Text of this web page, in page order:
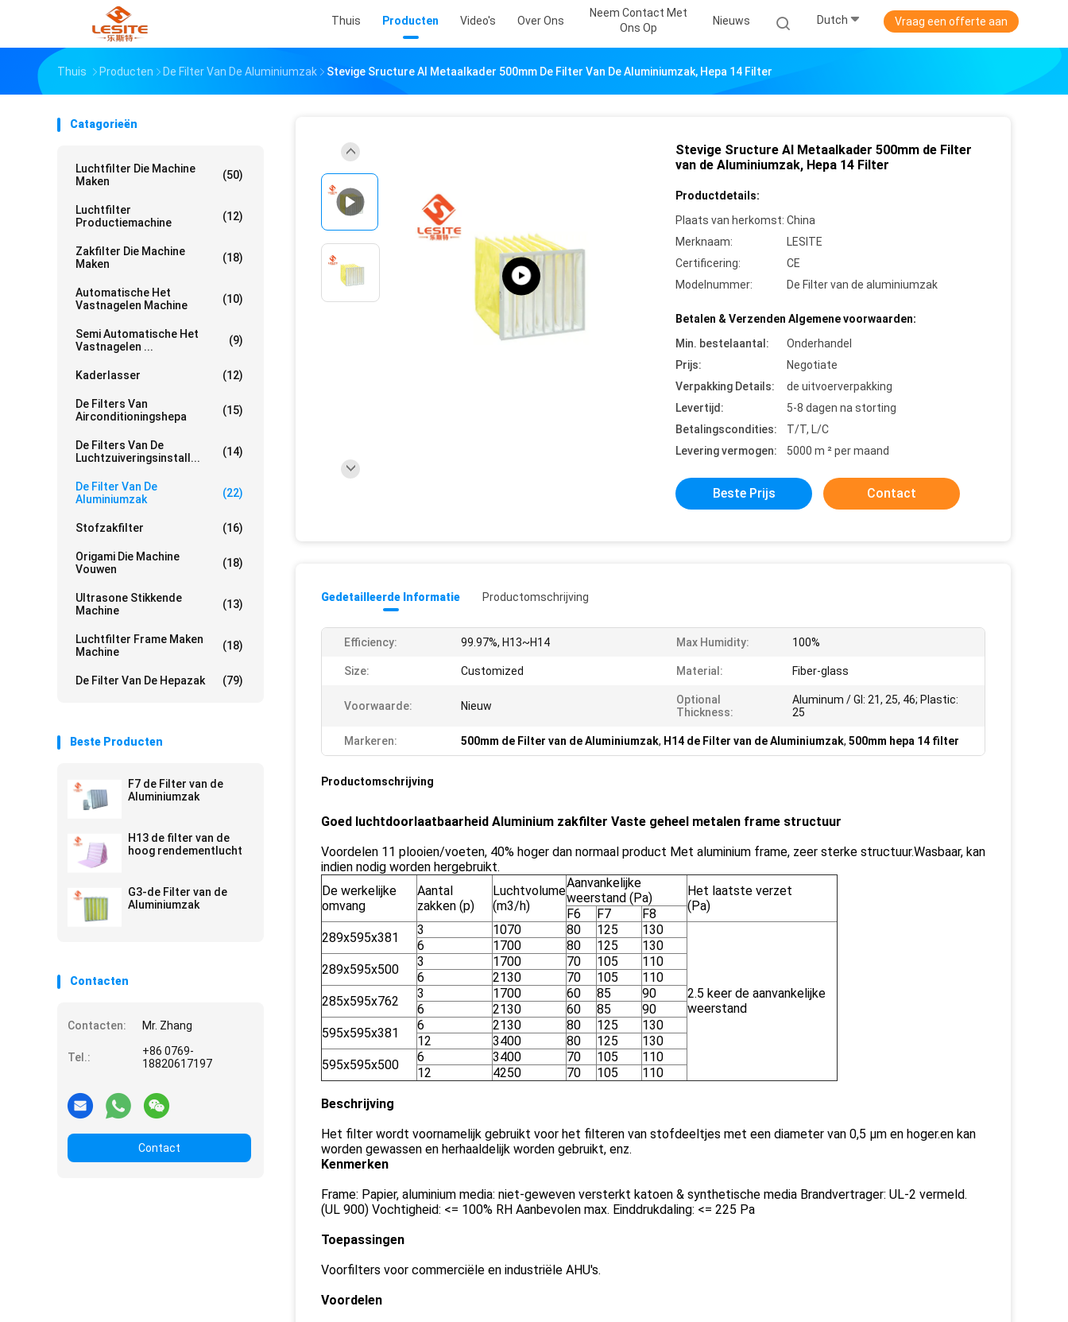
Thuis Producten Video's Over Ons
Neem Contact Met
Ons Op
Nieuws Dutch Vraag een offerte aan
Thuis Producten De Filter Van De Aluminiumzak Stevige Sructure Al Metaalkader 500mm De Filter Van De Aluminiumzak, Hepa 14 Filter
Catagorieën
Luchtfilter Die Machine
Maken
(50)
Luchtfilter
Productiemachine
(12)
Zakfilter Die Machine
Maken
(18)
Automatische Het
Vastnagelen Machine
(10)
Semi Automatische Het
Vastnagelen ...
(9)
Kaderlasser (12)
De Filters Van
Airconditioningshepa
(15)
De Filters Van De
Luchtzuiveringsinstall...
(14)
De Filter Van De
Aluminiumzak
(22)
Stofzakfilter (16)
Origami Die Machine
Vouwen
(18)
Ultrasone Stikkende
Machine
(13)
Luchtfilter Frame Maken
Machine
(18)
De Filter Van De Hepazak (79)
Beste Producten
F7 de Filter van de
Aluminiumzak
H13 de filter van de
hoog rendementlucht
G3-de Filter van de
Aluminiumzak
Contacten
Contacten: Mr. Zhang
Tel.:
+86 0769-
18820617197
Contact
Stevige Sructure Al Metaalkader 500mm de Filter
van de Aluminiumzak, Hepa 14 Filter
Productdetails:
Plaats van herkomst: China
Merknaam:
LESITE
Certificering:
CE
Modelnummer:
De Filter van de aluminiumzak
Betalen & Verzenden Algemene voorwaarden:
Min. bestelaantal:
Onderhandel
Prijs:
Negotiate
Verpakking Details:
de uitvoerverpakking
Levertijd:
5-8 dagen na storting
Betalingscondities:
T/T, L/C
Levering vermogen:
5000 m ² per maand
Beste Prijs Contact
Gedetailleerde Informatie Productomschrijving
Efficiency: 99.97%, H13~H14 Max Humidity: 100%
Size: Customized Material: Fiber-glass
Voorwaarde: Nieuw
Optional
Thickness:
Aluminum / GI: 21, 25, 46; Plastic:
25
Markeren: 500mm de Filter van de Aluminiumzak, H14 de Filter van de Aluminiumzak, 500mm hepa 14 filter
Productomschrijving
Goed luchtdoorlaatbaarheid Aluminium zakfilter Vaste geheel metalen frame structuur
Voordelen 11 plooien/voeten, 40% hoger dan normaal product Met aluminium frame, zeer sterke structuur.Wasbaar, kan
indien nodig worden hergebruikt.
De werkelijke
omvang
Aantal
zakken (p)
Luchtvolume
(m3/h)
Aanvankelijke
weerstand (Pa)
Het laatste verzet
(Pa)
F6 F7
F8
289x595x381
3 1070 80 125 130
2.5 keer de aanvankelijke
weerstand
6 1700 80 125
130
289x595x500
3 1700 70 105
110
6
2130 70 105
110
285x595x762
3 1700 60 85
90
6
2130 60 85
90
595x595x381
6 2130 80 125
130
12
3400 80 125
130
595x595x500
6 3400 70 105
110
12
4250 70 105 110
Beschrijving
Het filter wordt voornamelijk gebruikt voor het filteren van stofdeeltjes met een diameter van 0,5 μm en hoger.en kan
worden gewassen en herhaaldelijk worden gebruikt, enz.
Kenmerken
Frame: Papier, aluminium media: niet-geweven versterkt katoen & synthetische media Brandvertrager: UL-2 vermeld.
(UL 900) Vochtigheid: <= 100% RH Aanbevolen max. Einddrukdaling: <= 225 Pa
Toepassingen
Voorfilters voor commerciële en industriële AHU's.
Voordelen